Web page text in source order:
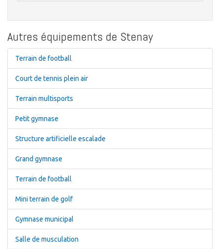
Autres équipements de Stenay
Terrain de football
Court de tennis plein air
Terrain multisports
Petit gymnase
Structure artificielle escalade
Grand gymnase
Terrain de football
Mini terrain de golf
Gymnase municipal
Salle de musculation